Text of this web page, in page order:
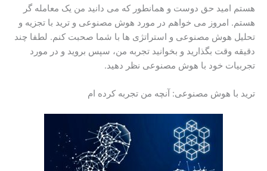
هستم امید حق دوست و همانطور که می دانید من یک معامله گر
هستم. امروز می خواهم در مورد هوش مصنوعی و ترید با تجزیه و
تحلیل هوش مصنوعی و استراتژی ها با شما صحبت کنم. لطفا چند
دقیقه وقت بگذارید و بخوانید تجربه من، سپس بروید و در مورد
تجربیات خود با هوش مصنوعی نظر دهید.
ترید با هوش مصنوعی: آنچه من تجربه کرده ام